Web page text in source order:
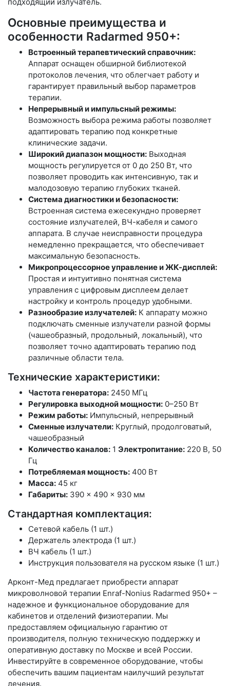
Основные преимущества и
особенности Radarmed 950+:
Встроенный терапевтический справочник:
Аппарат оснащен обширной библиотекой
протоколов лечения, что облегчает работу и
гарантирует правильный выбор параметров
терапии.
Непрерывный и импульсный режимы:
Возможность выбора режима работы позволяет
адаптировать терапию под конкретные
клинические задачи.
Широкий диапазон мощности: Выходная
мощность регулируется от 0 до 250 Вт, что
позволяет проводить как интенсивную, так и
малодозовую терапию глубоких тканей.
Система диагностики и безопасности:
Встроенная система ежесекундно проверяет
состояние излучателей, ВЧ-кабеля и самого
аппарата. В случае неисправности процедура
немедленно прекращается, что обеспечивает
максимальную безопасность.
Микропроцессорное управление и ЖК-дисплей:
Простая и интуитивно понятная система
управления с цифровым дисплеем делает
настройку и контроль процедур удобными.
Разнообразие излучателей: К аппарату можно
подключать сменные излучатели разной формы
(чашеобразный, продольный, локальный), что
позволяет точно адаптировать терапию под
различные области тела.
Технические характеристики:
Частота генератора: 2450 МГц
Регулировка выходной мощности: 0–250 Вт
Режим работы: Импульсный, непрерывный
Сменные излучатели: Круглый, продолговатый,
чашеобразный
Количество каналов: 1 Электропитание: 220 В, 50
Гц
Потребляемая мощность: 400 Вт
Масса: 45 кг
Габариты: 390 × 490 × 930 мм
Стандартная комплектация:
Сетевой кабель (1 шт.)
Держатель электрода (1 шт.)
ВЧ кабель (1 шт.)
Инструкция пользователя на русском языке (1 шт.)
Арконт-Мед предлагает приобрести аппарат
микроволновой терапии Enraf-Nonius Radarmed 950+ –
надежное и функциональное оборудование для
кабинетов и отделений физиотерапии. Мы
предоставляем официальную гарантию от
производителя, полную техническую поддержку и
оперативную доставку по Москве и всей России.
Инвестируйте в современное оборудование, чтобы
обеспечить вашим пациентам наилучший результат
лечения.